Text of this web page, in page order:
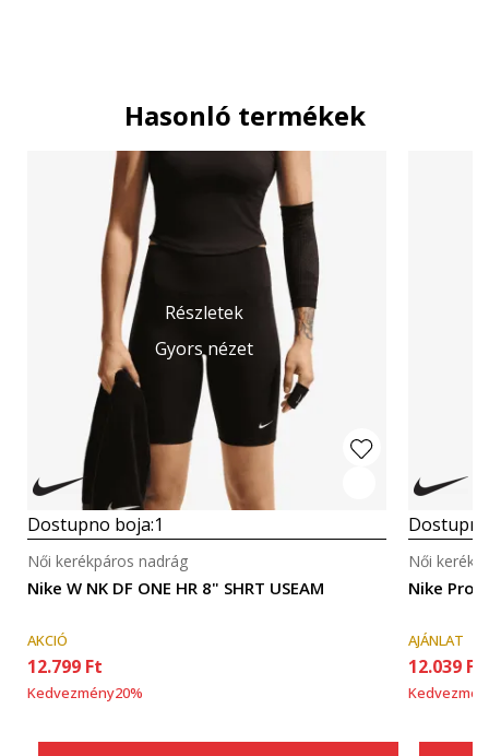
Hasonló termékek
Részletek
Gyors nézet
Dostupno boja:1
Nike W NK DF ONE HR 8" SHRT USEAM
Női kerékpáros nadrág
AKCIÓ
12.799 Ft
Kedvezmény20%
Nike Pro
Női
AJÁNLAT
12.039 Ft